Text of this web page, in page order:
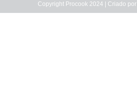
Copyright Procook 2024 | Criado por